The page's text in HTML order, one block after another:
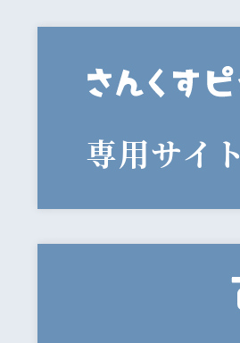
専用サイト